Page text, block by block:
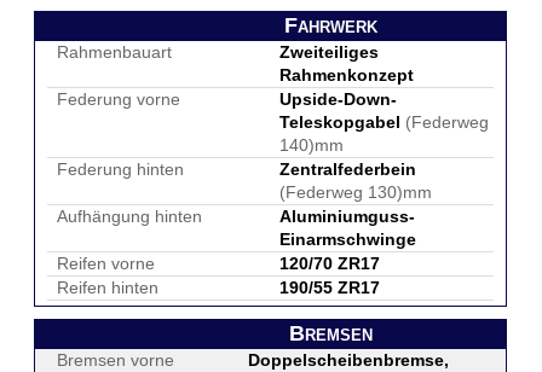
Fahrwerk
Rahmenbauart
Zweiteiliges
Rahmenkonzept
Federung vorne
Upside-Down-
Teleskopgabel (Federweg
140)mm
Federung hinten
Zentralfederbein
(Federweg 130)mm
Aufhängung hinten
Aluminiumguss-
Einarmschwinge
Reifen vorne
120/70 ZR17
Reifen hinten
190/55 ZR17
Bremsen
Bremsen vorne
Doppelscheibenbremse,